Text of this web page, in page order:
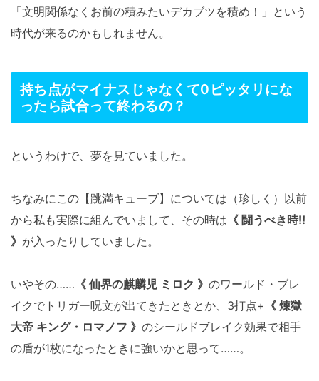
「文明関係なくお前の積みたいデカブツを積め！」という
時代が来るのかもしれません。
持ち点がマイナスじゃなくて0ピッタリにな
ったら試合って終わるの？
というわけで、夢を見ていました。
ちなみにこの【跳満キューブ】については（珍しく）以前
から私も実際に組んでいまして、その時は 《 闘うべき時!!
》 が入ったりしていました。
いやその…… 《 仙界の麒麟児 ミロク 》 のワールド・ブレ
イクでトリガー呪文が出てきたときとか、3打点+ 《 煉獄
大帝 キング・ロマノフ 》 のシールドブレイク効果で相手
の盾が1枚になったときに強いかと思って……。